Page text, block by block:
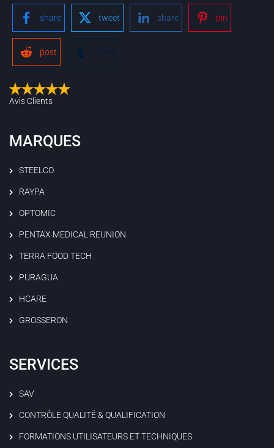
share tweet share pin
post share
Avis Clients
MARQUES
STEELCO
RAYPA
OPTOMIC
PENTAX MEDICAL REUNION
TERRA FOOD TECH
PURAGUA
HCARE
GROSSERON
SERVICES
SAV
CONTRÔLE QUALITÉ & QUALIFICATION
FORMATIONS UTILISATEURS ET TECHNIQUES